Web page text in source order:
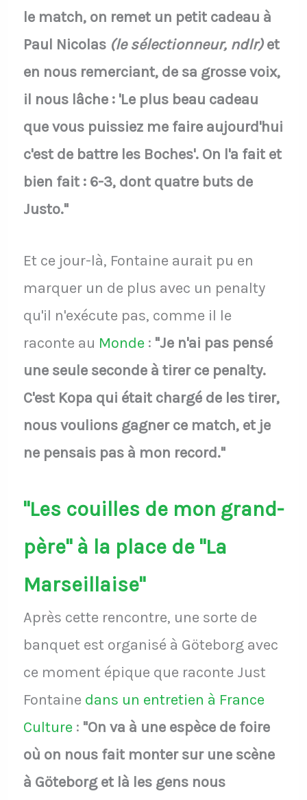
le match, on remet un petit cadeau à
Paul Nicolas (le sélectionneur, ndlr)et
en nous remerciant, de sa grosse voix,
il nous lâche : 'Le plus beau cadeau
que vous puissiez me faire aujourd'hui
c'est de battre les Boches'. On l'a fait et
bien fait : 6-3, dont quatre buts de
Justo."
Et ce jour-là, Fontaine aurait pu en
marquer un de plus avec un penalty
qu'il n'exécute pas, comme il le
raconte au Monde: "Je n'ai pas pensé
une seule seconde à tirer ce penalty.
C'est Kopa qui était chargé de les tirer,
nous voulions gagner ce match, et je
ne pensais pas à mon record."
"Les couilles de mon grand-
père" à la place de "La
Marseillaise"
Après cette rencontre, une sorte de
banquet est organisé à Göteborg avec
ce moment épique que raconte Just
Fontaine dans un entretien à France
Culture: "On va à une espèce de foire
où on nous fait monter sur une scène
à Göteborg et là les gens nous